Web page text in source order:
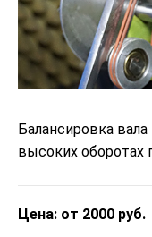
Балансировка
высоких оборотах
Цена: от 2000 руб.